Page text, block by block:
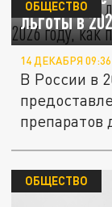
льготы в
ОБЩЕСТВО
14 ДЕКАБРЯ 09:36
В России в
препаратов
ОБЩЕСТВО